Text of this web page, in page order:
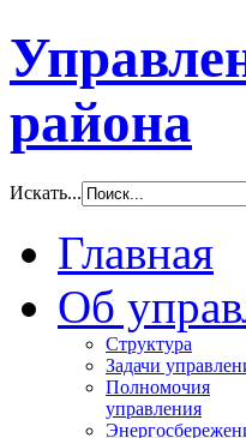
района
Искать...
Главная
Об
Структура
Задачи
Полномочия
управления